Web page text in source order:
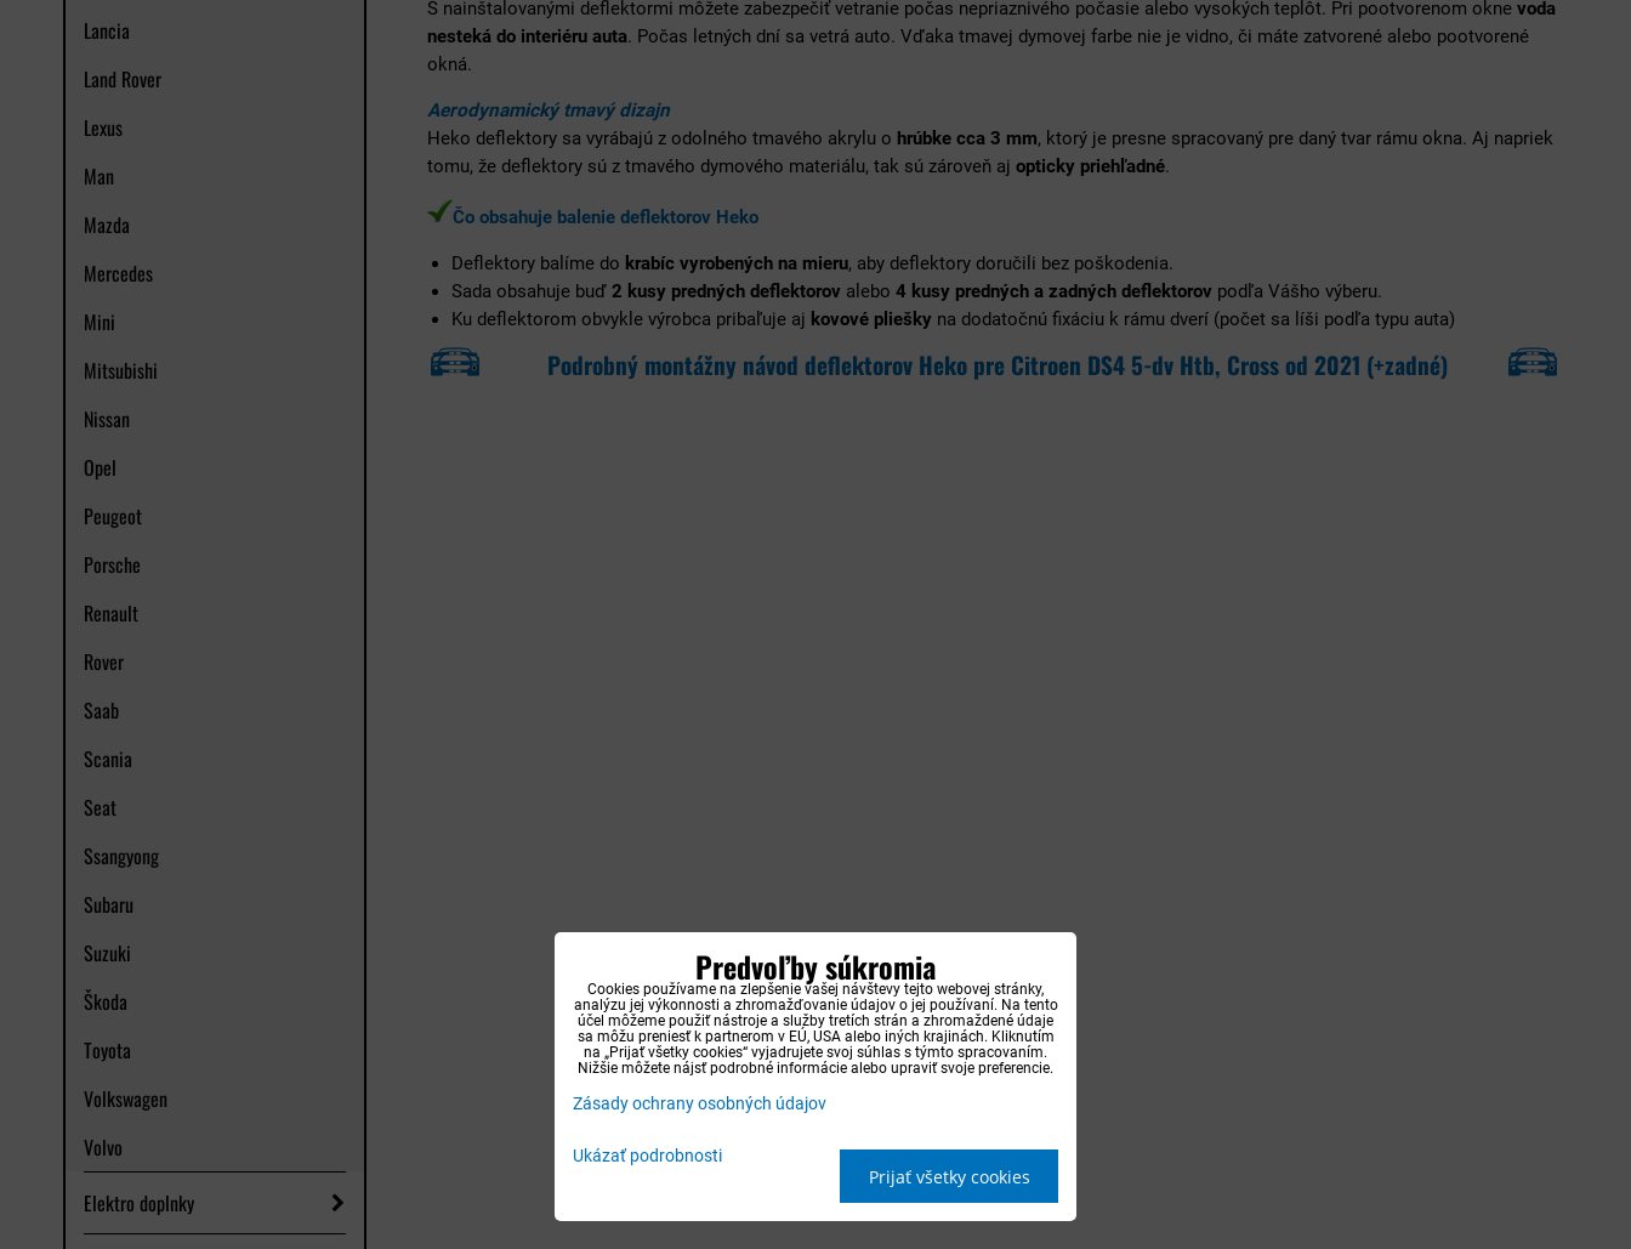
Lancia
Land Rover
Lexus
Man
Mazda
Mercedes
Mini
Mitsubishi
Nissan
Opel
Peugeot
Porsche
Renault
Rover
Saab
Scania
Seat
Ssangyong
Subaru
Suzuki
Škoda
Toyota
Volkswagen
Volvo
Elektro doplnky
S nainštalovanými deflektormi môžete zabezpečiť vetranie počas nepriaznivého počasie alebo vysokých teplôt. Pri pootvorenom okne voda
nesteká do interiéru auta. Počas letných dní sa vetrá auto. Vďaka tmavej dymovej farbe nie je vidno, či máte zatvorené alebo pootvorené
okná.
Aerodynamický tmavý dizajn
Heko deflektory sa vyrábajú z odolného tmavého akrylu o hrúbke cca 3 mm, ktorý je presne spracovaný pre daný tvar rámu okna. Aj napriek
tomu, že deflektory sú z tmavého dymového materiálu, tak sú zároveň aj opticky priehľadné.
Čo obsahuje balenie deflektorov Heko
Deflektory balíme do krabíc vyrobených na mieru, aby deflektory doručili bez poškodenia.
Sada obsahuje buď 2 kusy predných deflektorov alebo 4 kusy predných a zadných deflektorov podľa Vášho výberu.
Ku deflektorom obvykle výrobca pribaľuje aj kovové pliešky na dodatočnú fixáciu k rámu dverí (počet sa líši podľa typu auta)
Podrobný montážny návod deflektorov Heko pre Citroen DS4 5-dv Htb, Cross od 2021 (+zadné)
Predvoľby súkromia
Cookies používame na zlepšenie vašej návštevy tejto webovej stránky,
analýzu jej výkonnosti a zhromažďovanie údajov o jej používaní. Na tento
účel môžeme použiť nástroje a služby tretích strán a zhromaždené údaje
sa môžu preniesť k partnerom v EÚ, USA alebo iných krajinách. Kliknutím
na „Prijať všetky cookies“ vyjadrujete svoj súhlas s týmto spracovaním.
Nižšie môžete nájsť podrobné informácie alebo upraviť svoje preferencie.
Zásady ochrany osobných údajov
Ukázať podrobnosti
Prijať všetky cookies